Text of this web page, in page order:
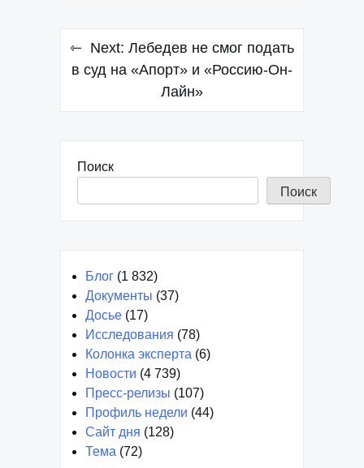
Next: Лебедев не смог подать
в суд на «Апорт» и «Россию-Он-
Лайн»
Поиск
Поиск
Блог (1 832)
Документы (37)
Досье (17)
Исследования (78)
Колонка эксперта (6)
Новости (4 739)
Пресс-релизы (107)
Профиль недели (44)
Сайт дня (128)
Тема (72)